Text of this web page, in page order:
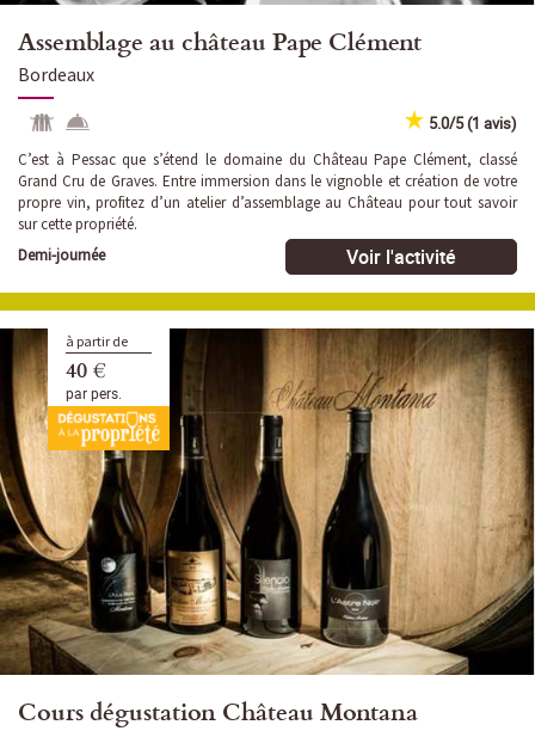
Assemblage au château Pape Clément
Bordeaux
5.0/5 (1 avis)
C’est à Pessac que s’étend le domaine du Château Pape Clément, classé
Grand Cru de Graves. Entre immersion dans le vignoble et création de votre
propre vin, profitez d’un atelier d’assemblage au Château pour tout savoir
sur cette propriété.
Demi-journée
Voir l'activité
à partir de
40 €
par pers.
Cours dégustation Château Montana